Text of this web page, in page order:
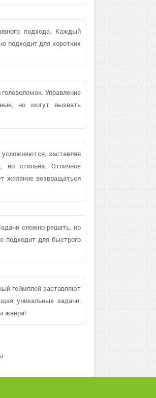
подхода. Каждый
подходит для коротких
Управление
но могут вызвать
усложняются, заставляя
но стильна. Отличное
желание возвращаться
сложно решать, но
подходит для быстрого
геймплей заставляют
уникальные задачи.
жанра!